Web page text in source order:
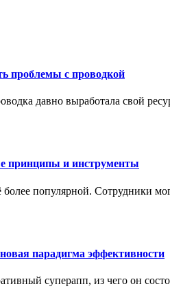
проблемы с проводкой
давно выработала свой
принципы и инструменты
популярной. Сотрудники
парадигма эффективности
суперапп, из чего он